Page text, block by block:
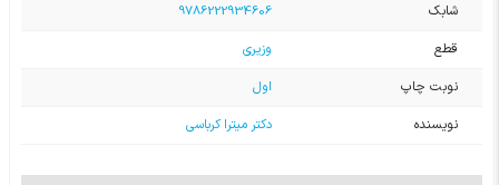
شابک
9786222934606
قطع
وزیری
نوبت چاپ
اول
نویسنده
دکتر میترا کرباسی